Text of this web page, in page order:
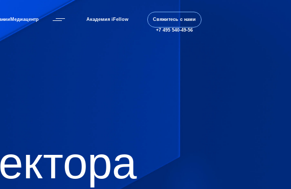
Медиацентр Академия iFellow
Свяжитесь с нами
+7 495 540-49-56